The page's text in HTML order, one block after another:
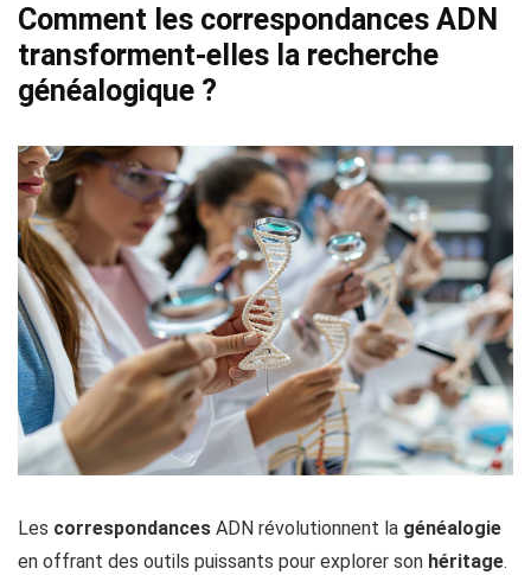
Comment les correspondances ADN
transforment-elles la recherche
généalogique ?
Les correspondances ADN révolutionnent la généalogie
en offrant des outils puissants pour explorer son héritage.